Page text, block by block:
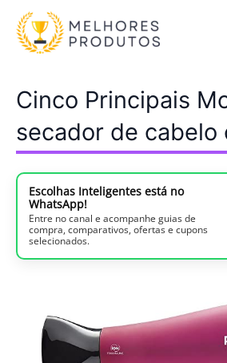
para
Cinco Principais
secador de cabelo
Escolhas Inteligentes está no
WhatsApp!
Entre no canal e acompanhe guias de
compra, comparativos, ofertas e cupons
selecionados.